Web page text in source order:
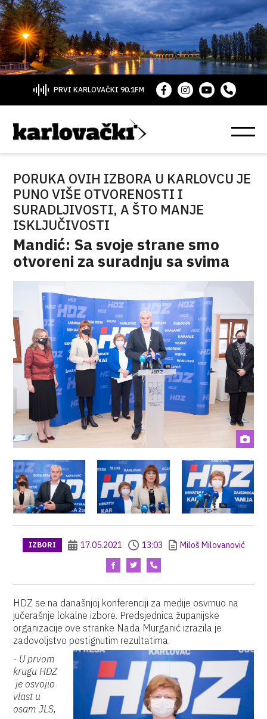
PRVI KARLOVAČKI 90.1FM
PORUKA OVIH IZBORA U KARLOVCU JE
PUNO VIŠE OTVORENOSTI I
SURADLJIVOSTI, A ŠTO MANJE
ISKLJUČIVOSTI
Mandić: Sa svoje strane smo
otvoreni za suradnju sa svima
IZBORI 17.05.2021 13:03 Miloš Milovanović
HDZ se na današnjoj konferenciji za medije osvrnuo na
jučerašnje lokalne izbore. Predsjednica županijske
organizacije ove stranke Nada Murganić izrazila je
zadovoljstvo postignutim rezultatima.
- U prvom
krugu HDZ
je osvojio
vlast u
osam JLS,